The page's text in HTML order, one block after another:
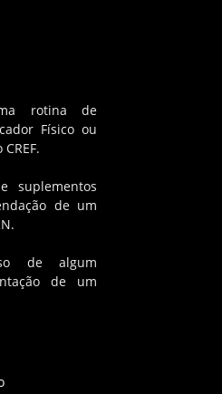
rotina de
Físico ou
suplementos
de um
de algum
de um